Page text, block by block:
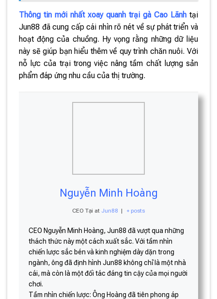
Thông tin mới nhất xoay quanh trại gà Cao Lãnh tại
Jun88 đã cung cấp cái nhìn rõ nét về sự phát triển và
hoạt động của chuồng. Hy vọng rằng những dữ liệu
này sẽ giúp bạn hiểu thêm về quy trình chăn nuôi. Với
nỗ lực của trại trong việc nâng tầm chất lượng sản
phẩm đáp ứng nhu cầu của thị trường.
Nguyễn Minh Hoàng
CEO Tại at Jun88 | + posts
CEO Nguyễn Minh Hoàng, Jun88 đã vượt qua những
thách thức này một cách xuất sắc. Với tầm nhìn
chiến lược sắc bén và kinh nghiệm dày dặn trong
ngành, ông đã định hình Jun88 không chỉ là một nhà
cái, mà còn là một đối tác đáng tin cậy của mọi người
chơi.
Tầm nhìn chiến lược: Ông Hoàng đã tiên phong áp